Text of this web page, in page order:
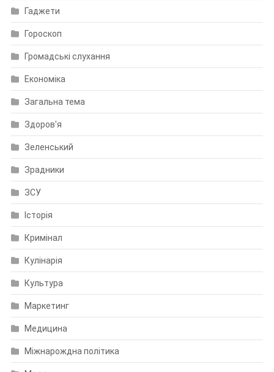
Гаджети
Гороскоп
Громадські слухання
Економіка
Загальна тема
Здоров'я
Зеленський
Зрадники
ЗСУ
Історія
Кримінал
Кулінарія
Культура
Маркетинг
Медицина
Міжнарождна політика